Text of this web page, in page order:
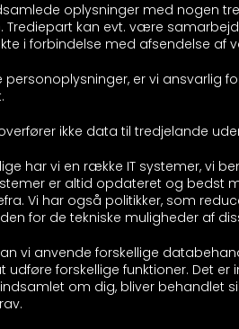
oplysninger med nogen
Trediepart kan evt. være
i forbindelse med afsendelse af
er vi ansvarlig
ikke data til tredjelande
har vi en række IT systemer, vi
er altid opdateret og bedst
Vi har også politikker, som
for de tekniske muligheder af
vi anvende forskellige
udføre forskellige funktioner. Det
om dig, bliver behandlet